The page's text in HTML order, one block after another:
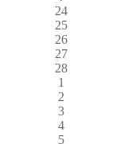
24
25
26
27
28
1
2
3
4
5